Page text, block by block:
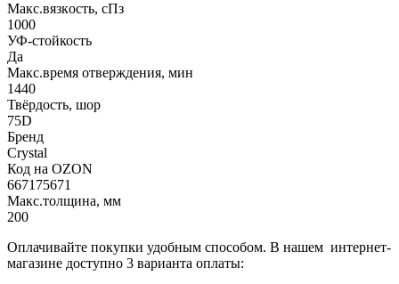
Макс.вязкoсть, сПз
1000
УФ-стойкость
Да
Макс.время отверждения, мин
1440
Твёрдость, шор
75D
Бренд
Crystal
Код на OZON
667175671
Макс.толщина, мм
200
Оплачивайте покупки удобным способом. В нашем интернет-
магазине доступно 3 варианта оплаты: